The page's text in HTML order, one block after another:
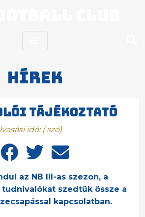
Hírek
tájékoztató
idő: (szó)
az NB III-as szezon, a
szedtük össze a
kapcsolatban.